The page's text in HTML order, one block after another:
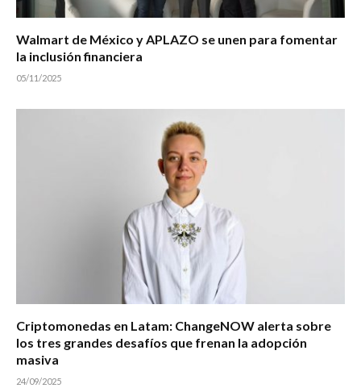
Walmart de México y APLAZO se unen para fomentar
la inclusión financiera
05/11/2025
Criptomonedas en Latam: ChangeNOW alerta sobre
los tres grandes desafíos que frenan la adopción
masiva
24/09/2025